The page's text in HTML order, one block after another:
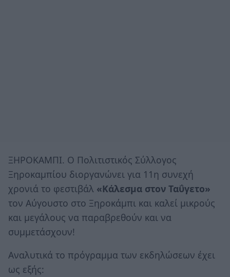
ΞΗΡΟΚΑΜΠΙ. Ο Πολιτιστικός Σύλλογος
Ξηροκαμπίου διοργανώνει για 11η συνεχή
χρονιά το φεστιβάλ «Κάλεσμα στον Ταΰγετο»
τον Αύγουστο στο Ξηροκάμπι και καλεί μικρούς
και μεγάλους να παραβρεθούν και να
συμμετάσχουν!
Αναλυτικά το πρόγραμμα των εκδηλώσεων έχει
ως εξής: